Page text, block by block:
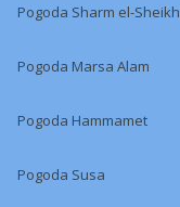
Pogoda Sharm el-Sheikh
Pogoda Marsa Alam
Pogoda Hammamet
Pogoda Susa